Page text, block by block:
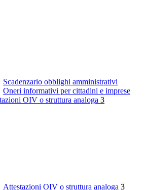
Scadenzario obblighi amministrativi
Oneri informativi per cittadini e imprese
OIV o struttura analoga 3
Attestazioni OIV o struttura analoga 3